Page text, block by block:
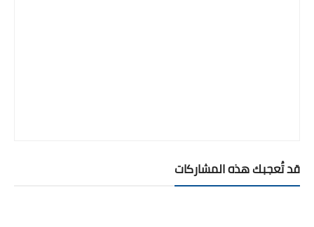
قد تُعجبك هذه المشاركات